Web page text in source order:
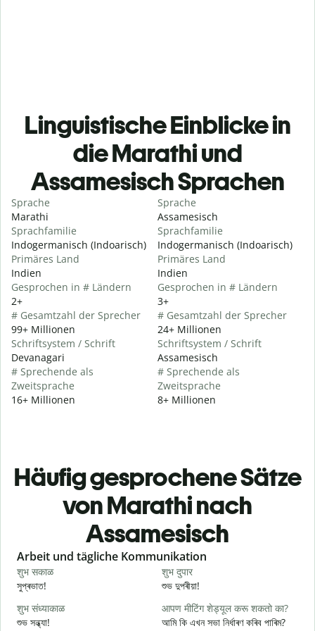
Linguistische Einblicke in
die Marathi und
Assamesisch Sprachen
Sprache
Marathi
Sprachfamilie
Indogermanisch (Indoarisch)
Primäres Land
Indien
Gesprochen in # Ländern
2+
# Gesamtzahl der Sprecher
99+ Millionen
Schriftsystem / Schrift
Devanagari
# Sprechende als
Zweitsprache
16+ Millionen
Sprache
Assamesisch
Sprachfamilie
Indogermanisch (Indoarisch)
Primäres Land
Indien
Gesprochen in # Ländern
3+
# Gesamtzahl der Sprecher
24+ Millionen
Schriftsystem / Schrift
Assamesisch
# Sprechende als
Zweitsprache
8+ Millionen
Häufig gesprochene Sätze
von Marathi nach
Assamesisch
Slide 1 of 6
Arbeit und tägliche Kommunikation
शुभ सकाळ
সুপ্ৰভাত!
शुभ दुपार
শুভ দুপৰীয়া!
शुभ संध्याकाळ
শুভ সন্ধ্যা!
आपण मीटिंग शेड्यूल करू शकतो का?
আমি কি এখন সভা নিৰ্ধাৰণ কৰিব পাৰিম?